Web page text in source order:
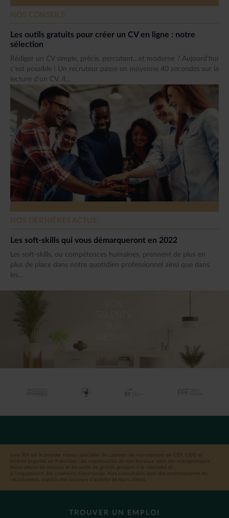
NOS CONSEILS
Les outils gratuits pour créer un CV en ligne : notre
sélection
Rédiger un CV simple, précis, percutant…et moderne ? Aujourd’hui
c’est possible ! Un recruteur passe en moyenne 40 secondes sur la
lecture d’un CV. Il...
NOS DERNIÈRES ACTUS
Les soft-skills qui vous démarqueront en 2022
Les soft-skills, ou compétences humaines, prennent de plus en
plus de place dans notre quotidien professionnel ainsi que dans
les...
Lynx RH est le premier réseau spécialisé de cabinets de recrutement en CDI, CDD et
intérim organisé en franchise : les responsables de nos bureaux sont des entrepreneurs.
Nous allions les moyens et les outils de grands groupes à la réactivité et
à l’engagement des créateurs d’entreprise. Nos consultants sont des professionnels du
recrutement, experts des secteurs d’activité de leurs clients.
TROUVER UN EMPLOI